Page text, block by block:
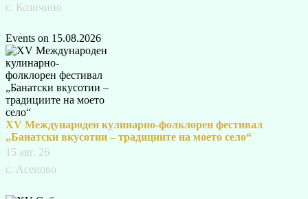
с. Козичино
Events on 15.08.2026
XV Международен кулинарно-фолклорен фестивал
„Банатски вкусотии – традициите на моето село“
15 авг. 26
с. Асеново